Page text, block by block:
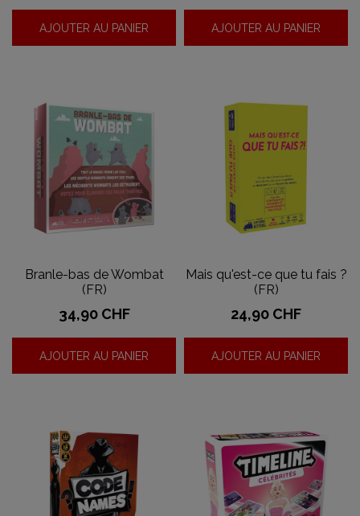
AJOUTER AU PANIER AJOUTER AU PANIER
Branle-bas de Wombat
(FR)
Prix
34,90 CHF
AJOUTER AU PANIER
Mais qu'est-ce que tu fais ?
(FR)
Prix
24,90 CHF
AJOUTER AU PANIER